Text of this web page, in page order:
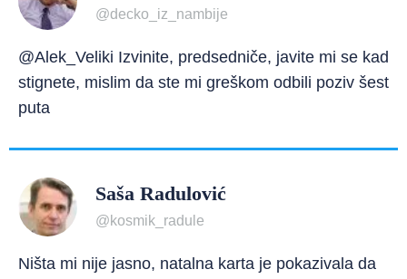
@decko_iz_nambije
@Alek_Veliki Izvinite, predsedniče, javite mi se kad
stignete, mislim da ste mi greškom odbili poziv šest
puta
Saša Radulović
@kosmik_radule
Ništa mi nije jasno, natalna karta je pokazivala da